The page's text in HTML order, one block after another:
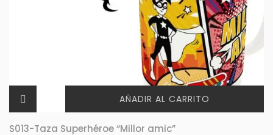
AÑADIR AL CARRITO
S013-Taza Superhéroe “Millor amic”